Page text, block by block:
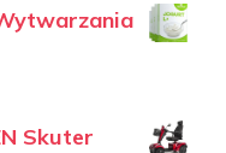
Skuter